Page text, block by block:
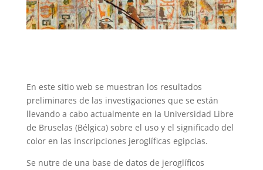
En este sitio web se muestran los resultados
preliminares de las investigaciones que se están
llevando a cabo actualmente en la Universidad Libre
de Bruselas (Bélgica) sobre el uso y el significado del
color en las inscripciones jeroglíficas egipcias.
Se nutre de una base de datos de jeroglíficos